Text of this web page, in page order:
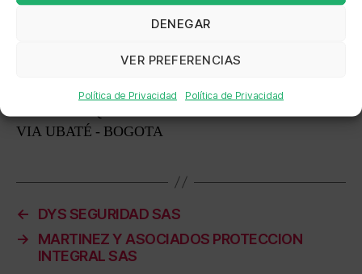
DENEGAR
VER PREFERENCIAS
Política de Privacidad Política de Privacidad
Localización: VEREDA TIBITO CENTRO POBLADO
SECTOR LAS QUINTAS FINCA LA PONDEROSA
VEREDA TIBITO CENTRO POBLADO SECTOR
VIA UBATE - BOGOTA, PARQUE EMPRESARIAL
EBATE PARQUE EMPRESARIAL EBATÉ KM 1.5
VIA UBATÉ - BOGOTA
←
DYS SEGURIDAD SAS
→
MARTINEZ Y ASOCIADOS PROTECCION
INTEGRAL SAS